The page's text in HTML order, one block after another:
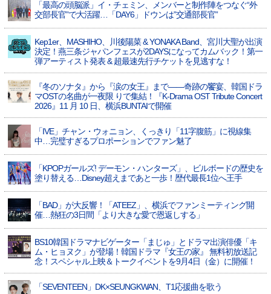
「最高の頭脳派」イ・チェミン、メンバーと制作陣をつなぐ“外
交部長官”で大活躍…「DAY6」ドウンは”交通部長官”
Kep1er、MASHIHO、川後陽菜 & YONAKA Band、宮川大聖が出演
決定！燕三条ジャパンフェスが2DAYSになってカムバック！第一
弾アーティスト発表 & 超最速先行チケットを見逃すな！
『冬のソナタ』から『涙の女王』まで――奇跡の饗宴、韓国ドラ
マOSTの名曲が一夜限 りで集結！『K-Drama OST Tribute Concert
2026』11 月 10 日、横浜BUNTAIで開催
「IVE」チャン・ウォニョン、くっきり「11字腹筋」に視線集
中…完璧すぎるプロポーションでファン魅了
「KPOPガールズ! デーモン・ハンターズ」、ビルボードの歴史を
塗り替える…Disney超えまであと一歩！歴代最長1位へ王手
「BAD」が大反響！「ATEEZ」、横浜でファンミーティング開
催…熱狂の3日間「より大きな愛で恩返しする」
BS10韓国ドラマナビゲーター「まじゅ」とドラマ出演俳優「キ
ム・ヒョヌク」が登場！韓国ドラマ『女王の家』 無料初放送記
念！スペシャル上映＆トークイベントを9月4日（金）に開催！
「SEVENTEEN」DK×SEUNGKWAN、T1応援曲を歌う